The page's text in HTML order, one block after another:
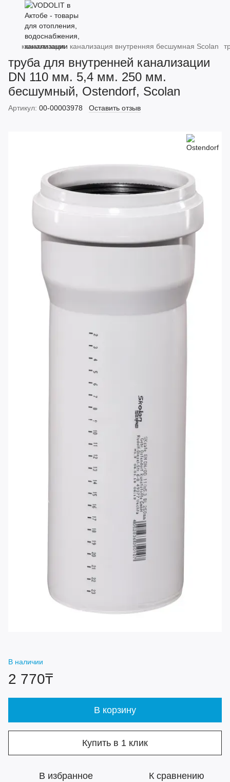
канализация канализация внутренняя бесшумная Scolan
труба для внутренней канализации
DN 110 мм. 5,4 мм. 250 мм.
бесшумный, Ostendorf, Scolan
Артикул: 00-00003978 Оставить отзыв
В наличии
2 770₸
В корзину
Купить в 1 клик
В избранное К сравнению